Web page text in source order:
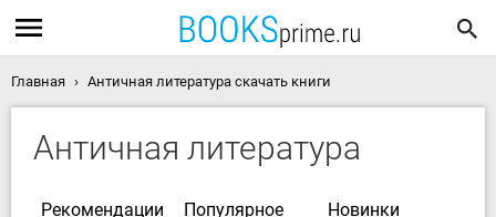
Главная Античная литература скачать книги
Античная литература
Рекомендации Популярное Новинки